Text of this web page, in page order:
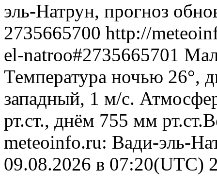
эль-Натрун, прогноз
2735665700 http://
el-natroo#2735665701
Температура ночью 26°,
западный, 1 м/с.
рт.ст., днём 755 мм
meteoinfo.ru: Вади-эль-
09.08.2026 в 07:20(UTC)